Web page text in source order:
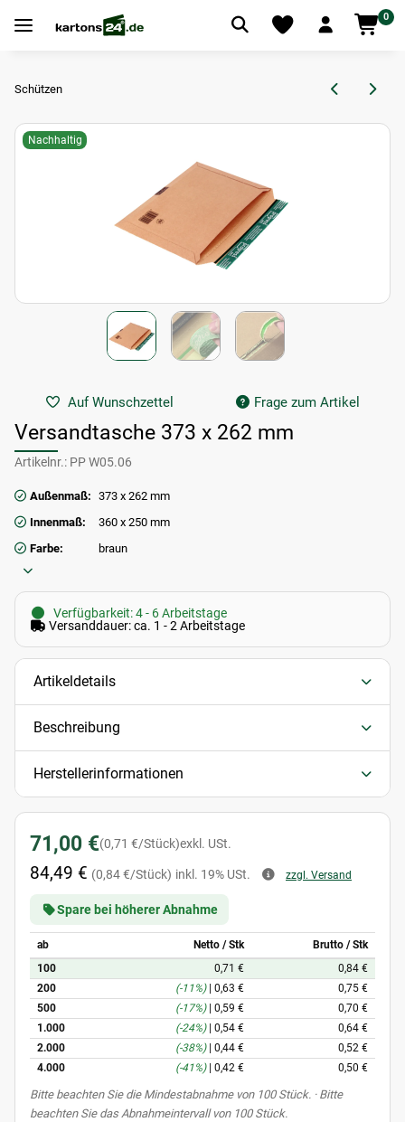
0
Schützen
Nachhaltig
Auf Wunschzettel Frage zum Artikel
Versandtasche 373 x 262 mm
Artikelnr.: PP W05.06
Außenmaß: 373 x 262 mm
Innenmaß:
360 x 250 mm
Farbe:
braun
Verfügbarkeit: 4 - 6 Arbeitstage
Versanddauer: ca. 1 - 2 Arbeitstage
Artikeldetails
Beschreibung
Herstellerinformationen
71,00 €(0,71 €/Stück)exkl. USt.
84,49 € (0,84 €/Stück) inkl. 19% USt. zzgl. Versand
Spare bei höherer Abnahme
ab Netto / Stk
Brutto / Stk
100
0,71 €
0,84 €
200
(-11%) 0,63 €
0,75 €
500
(-17%) 0,59 €
0,70 €
1.000
(-24%) 0,54 €
0,64 €
2.000
(-38%) 0,44 €
0,52 €
4.000
(-41%) 0,42 € 0,50 €
xBitte beachten Sie die Mindestabnahme von 100 Stück. · Bitte
beachten Sie das Abnahmeintervall von 100 Stück.